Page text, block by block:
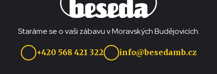
Staráme se o vaši zábavu v Moravských Budějovicích.
+420 568 421 322 info@besedamb.cz